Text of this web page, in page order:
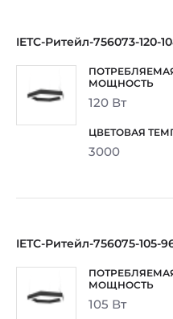
IETC-Ритейл-756073-120-
120 Вт
3000
IETC-Ритейл-756075-105-
105 Вт